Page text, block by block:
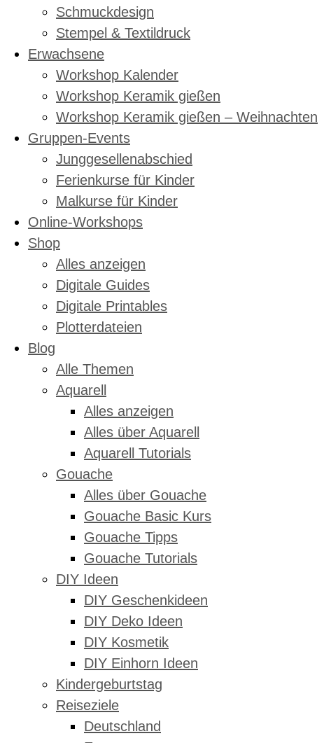
Schmuckdesign
Stempel & Textildruck
Erwachsene
Workshop Kalender
Workshop Keramik gießen
Workshop Keramik gießen – Weihnachten
Gruppen-Events
Junggesellenabschied
Ferienkurse für Kinder
Malkurse für Kinder
Online-Workshops
Shop
Alles anzeigen
Digitale Guides
Digitale Printables
Plotterdateien
Blog
Alle Themen
Aquarell
Alles anzeigen
Alles über Aquarell
Aquarell Tutorials
Gouache
Alles über Gouache
Gouache Basic Kurs
Gouache Tipps
Gouache Tutorials
DIY Ideen
DIY Geschenkideen
DIY Deko Ideen
DIY Kosmetik
DIY Einhorn Ideen
Kindergeburtstag
Reiseziele
Deutschland